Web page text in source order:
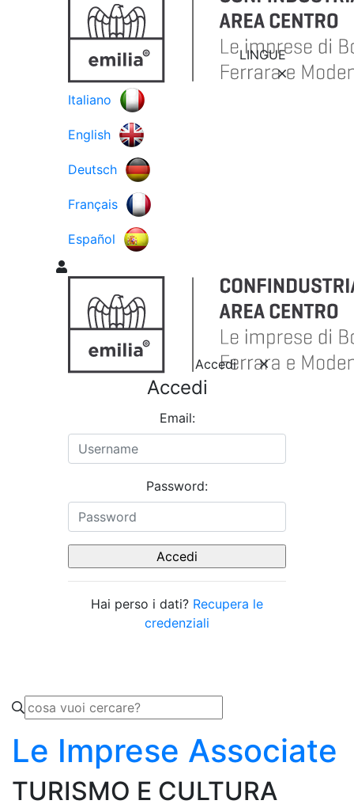
LINGUE
Italiano
English
Deutsch
Français
Español
Accedi
Accedi
Email:
Password:
Hai perso i dati? Recupera le
credenziali
Le Imprese Associate
TURISMO E CULTURA